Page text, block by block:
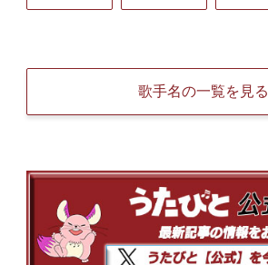
歌手名の一覧を見る